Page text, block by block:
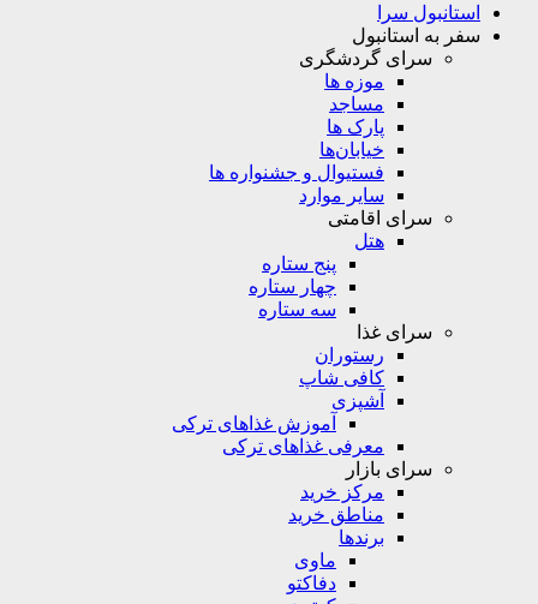
استانبول سرا
سفر به استانبول
سرای گردشگری
موزه ها
مساجد
پارک ها
خیابان‌ها
فستیوال و جشنواره ها
سایر موارد
سرای اقامتی
هتل
پنج ستاره
چهار ستاره
سه ستاره
سرای غذا
رستوران
کافی شاپ
آشپزی
آموزش غذاهای ترکی
معرفی غذاهای ترکی
سرای بازار
مرکز خرید
مناطق خرید
برندها
ماوی
دفاکتو